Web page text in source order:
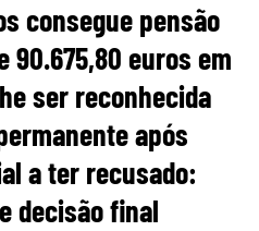
consegue pensão
90.675,80 euros em
ser reconhecida
após
a ter recusado:
decisão final